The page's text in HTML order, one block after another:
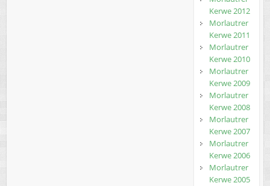
Kerwe 2012
Morlautrer
Kerwe 2011
Morlautrer
Kerwe 2010
Morlautrer
Kerwe 2009
Morlautrer
Kerwe 2008
Morlautrer
Kerwe 2007
Morlautrer
Kerwe 2006
Morlautrer
Kerwe 2005